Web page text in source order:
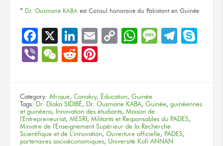
* Dr. Ousmane KABA est Consul honoraire du Pakistant en Guinée
Facebook
X LinkedIn
EmailCopyWhatsApp
Message
ViberWeChat
Reddit
Category: Afrique, Conakry, Éducation, Guinée
Tags: Dr. Diaka SIDIBÉ, Dr. Ousmane KABA, Guinée, guinéennes
et guinéens, Innovation des étudiants, Maison de
l'Entrepreneuriat, MESRI , Militants et Responsables du PADES,
Ministre de l'Enseignement Supérieur de la Recherche
Scientifique et de L'innovation, Ouverture officielle, PADES,
partenaires socioéconomiques, Université Kofi ANNAN